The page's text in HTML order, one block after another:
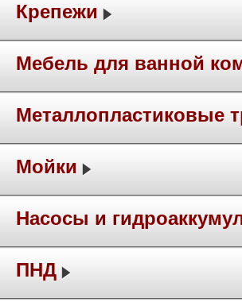
Крепежи
Мебель для ванной
Металлопластиковые
Мойки
Насосы и
ПНД